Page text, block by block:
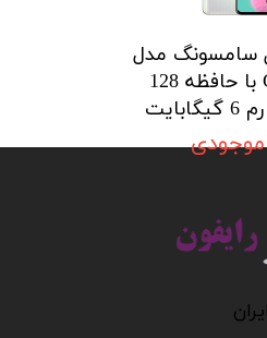
سامسونگ مدل
Galaxy A51 با حافظه 128
موجودی